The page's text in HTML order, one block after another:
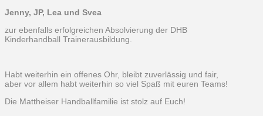
Jenny, JP, Lea und Svea
zur ebenfalls erfolgreichen Absolvierung der DHB
Kinderhandball Trainerausbildung.
Habt weiterhin ein offenes Ohr, bleibt zuverlässig und fair,
aber vor allem habt weiterhin so viel Spaß mit euren Teams!
Die Mattheiser Handballfamilie ist stolz auf Euch!